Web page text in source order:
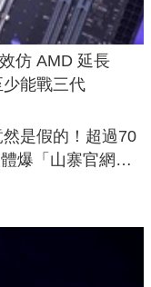
仿 AMD 延長
能戰三代
是假的！超過70
爆「山寨官網」